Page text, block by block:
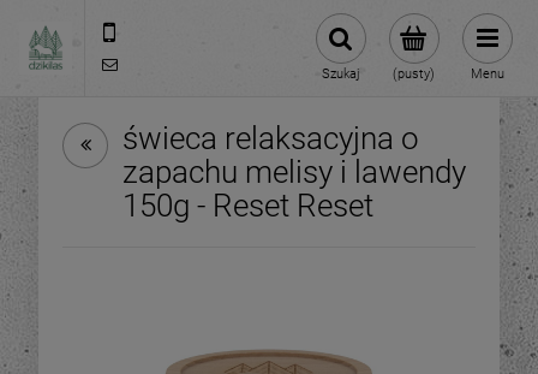
(pusty)
Szukaj Menu
świeca relaksacyjna o
zapachu melisy i lawendy
150g - Reset Reset